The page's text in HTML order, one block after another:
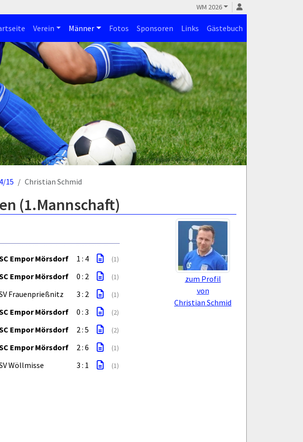
WM 2026
Verein Männer Fotos Sponsoren Links Gästebuch
15 Christian Schmid
(1.Mannschaft)
zum Profil
von
Christian Schmid
Empor Mörsdorf 1 : 4 (1)
Empor Mörsdorf 0 : 2 (1)
Frauenprießnitz 3 : 2 (1)
Empor Mörsdorf 0 : 3 (2)
Empor Mörsdorf 2 : 5 (2)
Empor Mörsdorf 2 : 6 (1)
Wöllmisse 3 : 1 (1)